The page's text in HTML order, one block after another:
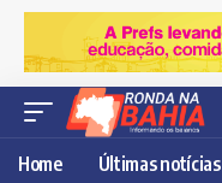
Home Últimas notícias